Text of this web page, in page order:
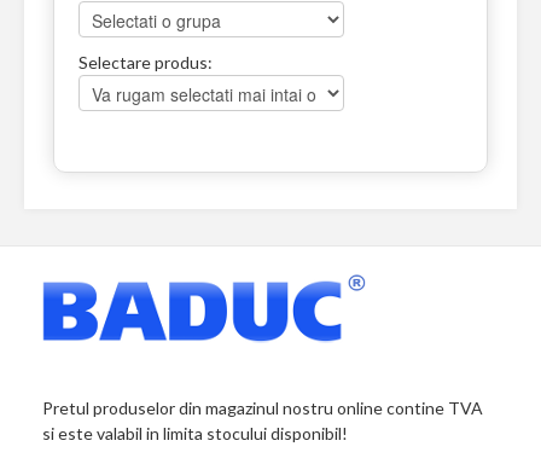
Selectare produs:
Pretul produselor din magazinul nostru online contine TVA
si este valabil in limita stocului disponibil!